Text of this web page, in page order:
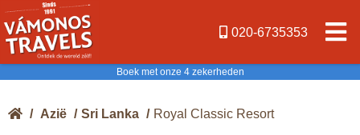
020-6735353
Boek met onze 4 zekerheden
/ Azië / Sri Lanka / Royal Classic Resort